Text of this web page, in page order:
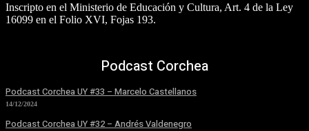
Inscripto en el Ministerio de Educación y Cultura, Art. 4 de la Ley
16099 en el Folio XVI, Fojas 193.
Podcast Corchea
Podcast Corchea UY #33 – Marcelo Castellanos
14/12/2024
Podcast Corchea UY #32 – Andrés Valdenegro